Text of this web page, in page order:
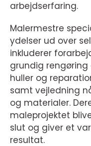
arbejdserfaring.
Malermestre
ydelser ud over
inkluderer
grundig
huller og
samt vejledning
og materialer.
maleprojektet
slut og giver et
resultat.